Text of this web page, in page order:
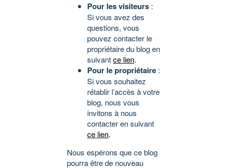
Pour les visiteurs :
Si vous avez des
questions, vous
pouvez contacter le
propriétaire du blog en
suivantce lien.
Pour le propriétaire :
Si vous souhaitez
rétablir l’accès à votre
blog, nous vous
invitons à nous
contacter en suivant
ce lien.
Nous espérons que ce blog
pourra être de nouveau